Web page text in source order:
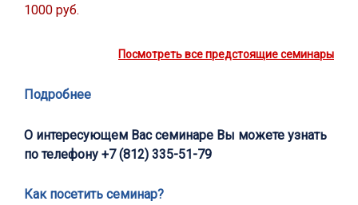
1000 руб.
Посмотреть все предстоящие семинары
Подробнее
О интересующем Вас семинаре Вы можете узнать
по телефону +7 (812) 335-51-79
Как посетить семинар?